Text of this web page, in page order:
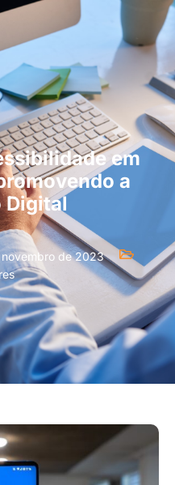
em
a
Digital
novembro de 2023